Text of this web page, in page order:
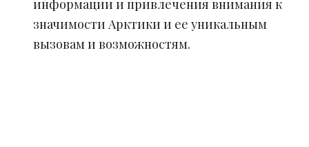
информации и привлечения внимания к
значимости Арктики и ее уникальным
вызовам и возможностям.